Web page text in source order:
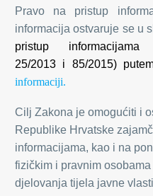
Pravo na pristup
informacija ostvaruje se u
pristup
25/2013 i 85/2015)
informaciji.
Cilj Zakona je omogućiti i
Republike Hrvatske
informacijama, kao i na
fizičkim i pravnim
djelovanja tijela javne